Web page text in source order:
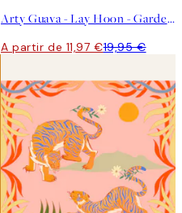
Arty Guava - Lay Hoon - Gardening Poster
A partir de 11,97 €19,95 €